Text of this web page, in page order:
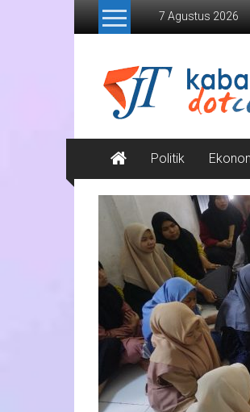
Lompat
7 Agustus 2026
Kabar
Jawa
Timur
Media
Online
Jawa
Timur
Politik